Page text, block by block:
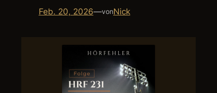
Feb. 20, 2026—vonNick